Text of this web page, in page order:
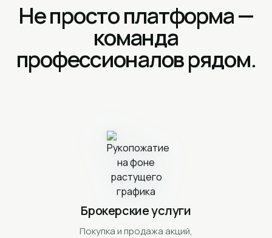
Не просто платформа —
команда
профессионалов рядом.
Брокерские услуги
Покупка и продажа акций,